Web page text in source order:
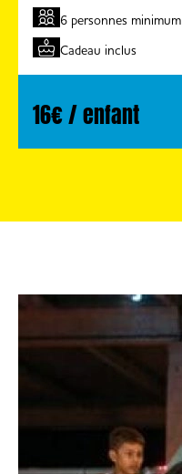
6 personnes minimum
Cadeau inclus
16€ / enfant